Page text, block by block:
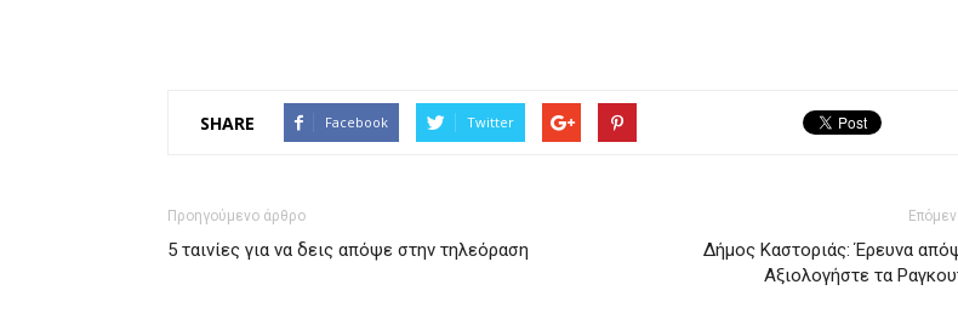
SHARE Facebook Twitter
Προηγούμενο άρθρο
5 ταινίες για να δεις απόψε στην τηλεόραση
Δήμος Καστοριάς: Έρευνα
Αξιολογήστε τα